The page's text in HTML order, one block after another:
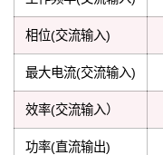
相位(交流输入)
最大电流(交流输入)
效率(交流输入）
功率(直流输出)